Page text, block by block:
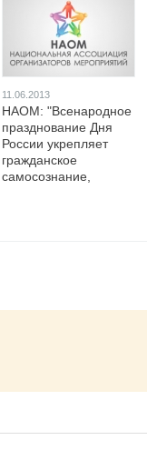
11.06.2013
НАОМ: "Всенародное
празднование Дня
России укрепляет
гражданское
самосознание,